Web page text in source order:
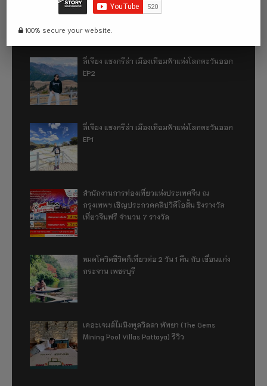
ลี่เจียง แชงกรีล่า เมืองเทียมฟ้าแห่งโลกตะวันออก
EP2
ลี่เจียง แชงกรีล่า เมืองเทียมฟ้าแห่งโลกตะวันออก
EP1
สำนักงานการท่องเที่ยวแห่งประเทศจีน ณ
กรุงเทพฯ เชิญประกวดคลิปวิดีโอสั้น ชิงรางวัล
เที่ยวจีนฟรี จำนวน 7 รางวัล
หมดโควิดชีวิตก็เที่ยวต่อ 2 วัน 1 คืน กับ เขื่อนแก่ง
กระจาน เพชรบุรี
เดอะเจมส์ไมนิงพูลวิลลา พัทยา (The Gems
Mining Pool Villas Pattaya) รีวิว
100% secure your website.